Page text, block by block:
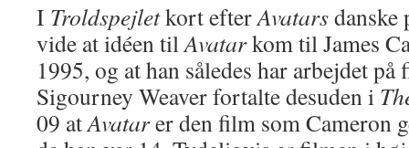
I Troldspejletkort efterAvatarsdanske
vide at idéen tilAvatarkom til James
1995, og at han således har arbejdet
Sigourney Weaver fortalte desuden i
09 atAvatarer den film som Cameron